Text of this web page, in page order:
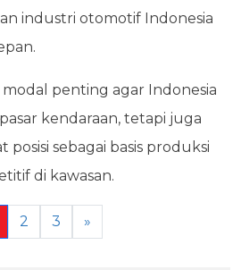
industri otomotif Indonesia
modal penting agar Indonesia
kendaraan, tetapi juga
sebagai basis produksi
di kawasan.
2 3 »